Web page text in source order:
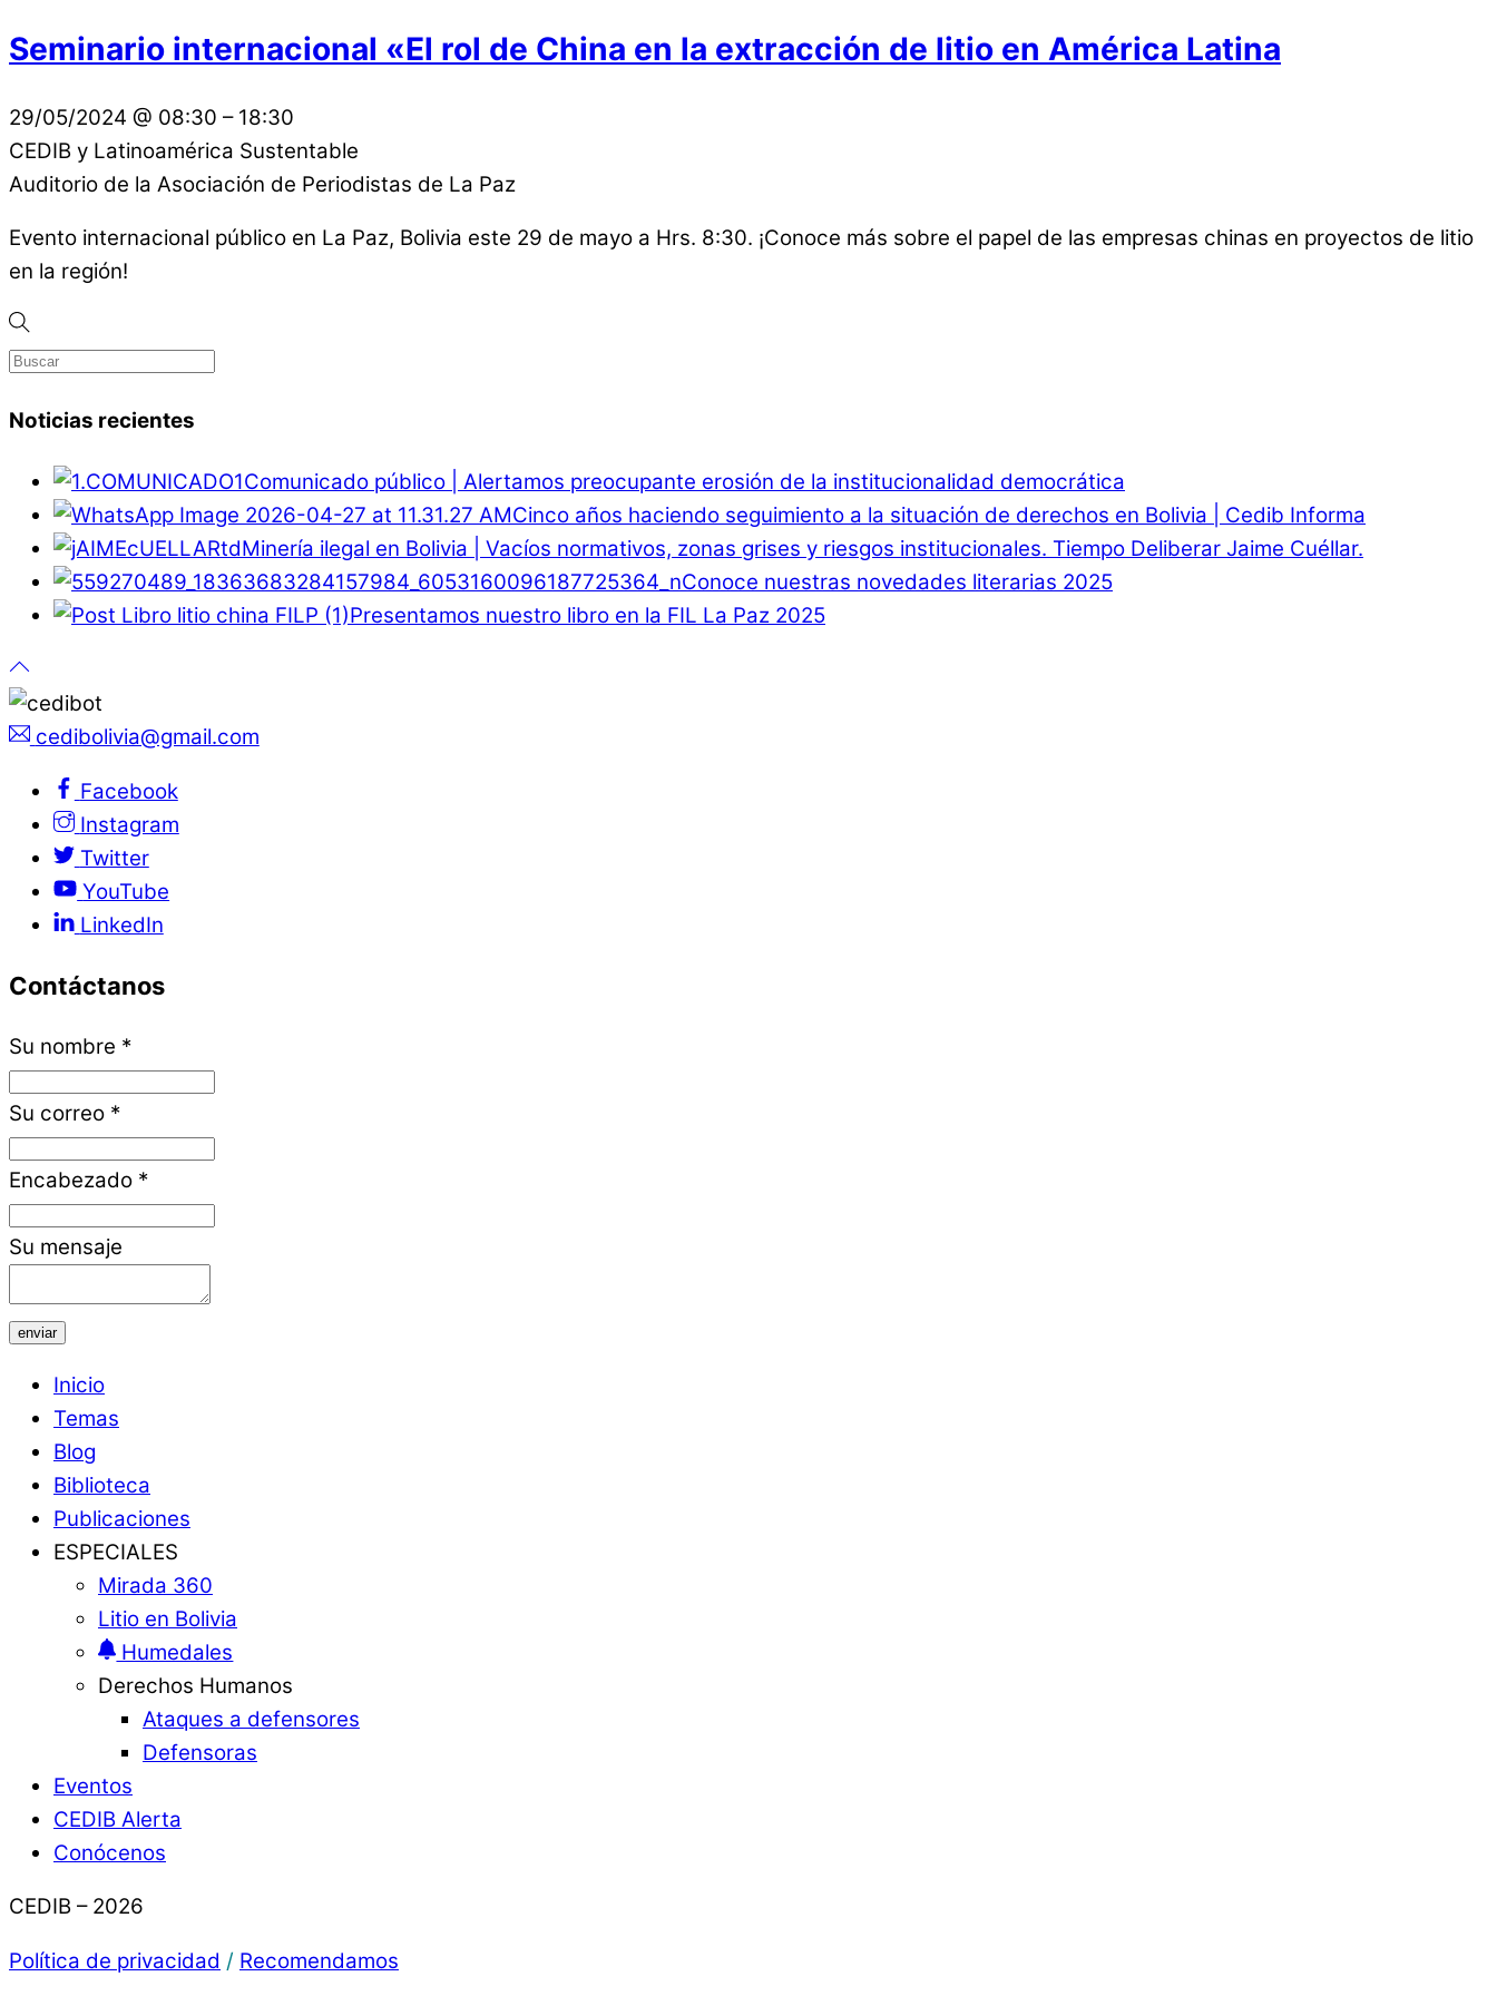
Seminario internacional «El rol de China en la extracción de litio en América Latina
29/05/2024 @ 08:30 – 18:30
CEDIB y Latinoamérica Sustentable
Auditorio de la Asociación de Periodistas de La Paz
Evento internacional público en La Paz, Bolivia este 29 de mayo a Hrs. 8:30. ¡Conoce más sobre el papel de las empresas chinas en proyectos de litio
en la región!
Noticias recientes
Comunicado público | Alertamos preocupante erosión de la institucionalidad democrática
Cinco años haciendo seguimiento a la situación de derechos en Bolivia | Cedib Informa
Minería ilegal en Bolivia | Vacíos normativos, zonas grises y riesgos institucionales. Tiempo Deliberar Jaime Cuéllar.
Conoce nuestras novedades literarias 2025
Presentamos nuestro libro en la FIL La Paz 2025
cedibolivia@gmail.com
Facebook
Instagram
Twitter
YouTube
LinkedIn
Contáctanos
Su nombre *
Su correo *
Encabezado *
Su mensaje
enviar
Inicio
Temas
Blog
Biblioteca
Publicaciones
ESPECIALES
Mirada 360
Litio en Bolivia
Humedales
Derechos Humanos
Ataques a defensores
Defensoras
Eventos
CEDIB Alerta
Conócenos
CEDIB – 2026
Política de privacidad / Recomendamos